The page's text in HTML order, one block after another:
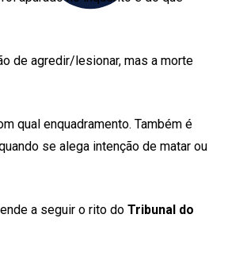
de agredir/lesionar, mas a morte
qual enquadramento. Também é
se alega intenção de matar ou
a seguir o rito do Tribunal do